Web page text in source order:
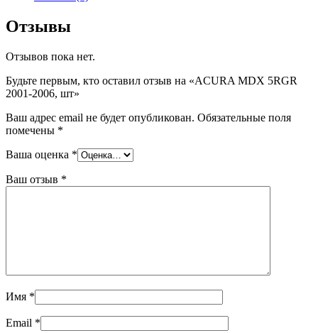
5RGR
2001-
шт
Отзывы
Отзывов пока нет.
Будьте первым, кто оставил отзыв на «ACURA MDX 5RGR
2001-2006, шт»
Ваш адрес email не будет опубликован. Обязательные поля
помечены *
Ваша оценка *
Ваш отзыв *
Имя *
Email *